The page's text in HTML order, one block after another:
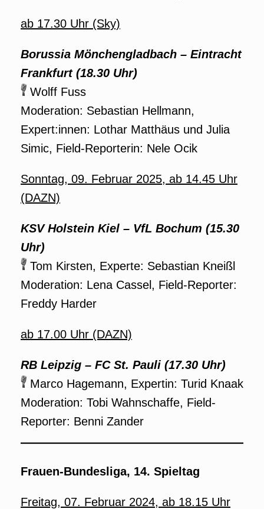
ab 17.30 Uhr (Sky)
Borussia Mönchengladbach – Eintracht
Frankfurt (18.30 Uhr)
Wolff Fuss
Moderation: Sebastian Hellmann,
Expert:innen: Lothar Matthäus und Julia
Simic, Field-Reporterin: Nele Ocik
Sonntag, 09. Februar 2025, ab 14.45 Uhr
(DAZN)
KSV Holstein Kiel – VfL Bochum (15.30
Uhr)
Tom Kirsten, Experte: Sebastian Kneißl
Moderation: Lena Cassel, Field-Reporter:
Freddy Harder
ab 17.00 Uhr (DAZN)
RB Leipzig – FC St. Pauli (17.30 Uhr)
Marco Hagemann, Expertin: Turid Knaak
Moderation: Tobi Wahnschaffe, Field-
Reporter: Benni Zander
Frauen-Bundesliga, 14. Spieltag
Freitag, 07. Februar 2024, ab 18.15 Uhr